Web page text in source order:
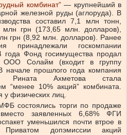
комбинат”— крупнейший в
железной руды (аглоруда). В
составил 7,1 млн тонн,
грн (173,65 млн. долларов),
грн (8,92 млн. долларов). Ранее
принадлежали госкомпании
года Фонд госимущества продал
ООО Солайм (входит в группу
прошлого года компания
Рината Ахметова стала
“менее 10% акций” комбината.
у физических лиц.
состоялись торги по продаже
заявленных 6,68% ФГИ
уменьшился почти втрое в
Приватом допэмиссии акций